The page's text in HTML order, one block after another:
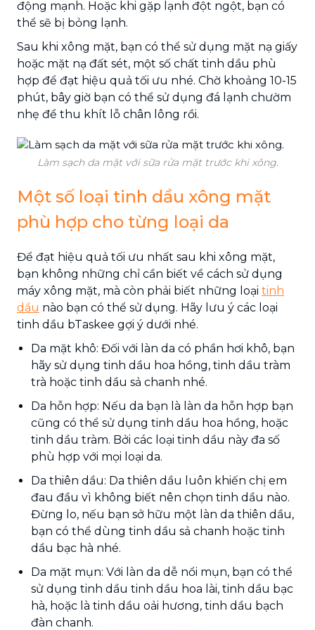
động mạnh. Hoặc khi gặp lạnh đột ngột, bạn có
thể sẽ bị bỏng lạnh.
Sau khi xông mặt, bạn có thể sử dụng mặt nạ giấy
hoặc mặt nạ đất sét, một số chất tinh dầu phù
hợp để đạt hiệu quả tối ưu nhé. Chờ khoảng 10-15
phút, bây giờ bạn có thể sử dụng đá lạnh chườm
nhẹ để thu khít lỗ chân lông rồi.
Làm sạch da mặt với sữa rửa mặt trước khi xông.
Một số loại tinh dầu xông mặt
phù hợp cho từng loại da
Để đạt hiệu quả tối ưu nhất sau khi xông mặt,
bạn không những chỉ cần biết về cách sử dụng
máy xông mặt, mà còn phải biết những loại tinh
dầu nào bạn có thể sử dụng. Hãy lưu ý các loại
tinh dầu bTaskee gợi ý dưới nhé.
Da mặt khô: Đối với làn da có phần hơi khô, bạn
hãy sử dụng tinh dầu hoa hồng, tinh dầu tràm
trà hoặc tinh dầu sả chanh nhé.
Da hỗn hợp: Nếu da bạn là làn da hỗn hợp bạn
cũng có thể sử dụng tinh dầu hoa hồng, hoặc
tinh dầu tràm. Bởi các loại tinh dầu này đa số
phù hợp với mọi loại da.
Da thiên dầu: Da thiên dầu luôn khiến chị em
đau đầu vì không biết nên chọn tinh dầu nào.
Đừng lo, nếu bạn sở hữu một làn da thiên dầu,
bạn có thể dùng tinh dầu sả chanh hoặc tinh
dầu bạc hà nhé.
Da mặt mụn: Với làn da dễ nổi mụn, bạn có thể
sử dụng tinh dầu tinh dầu hoa lài, tinh dầu bạc
hà, hoặc là tinh dầu oải hương, tinh dầu bạch
đàn chanh.